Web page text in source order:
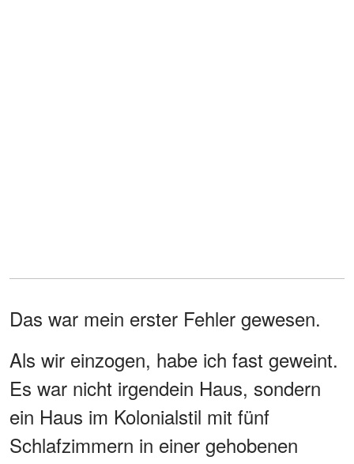
Das war mein erster Fehler gewesen.
Als wir einzogen, habe ich fast geweint.
Es war nicht irgendein Haus, sondern
ein Haus im Kolonialstil mit fünf
Schlafzimmern in einer gehobenen